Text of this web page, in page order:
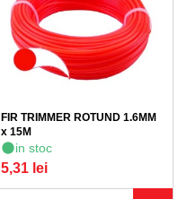
FIR TRIMMER ROTUND 1.6MM
x 15M
in stoc
5,31 lei